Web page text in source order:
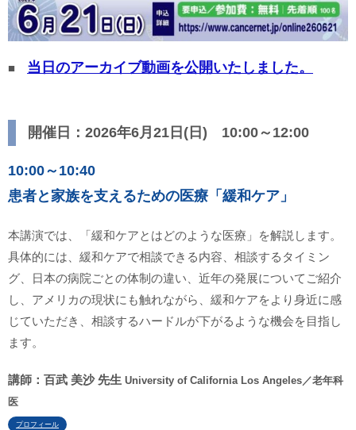
■ 当日のアーカイブ動画を公開いたしました。
開催日：2026年6月21日(日) 10:00～12:00
10:00～10:40
患者と家族を支えるための医療「緩和ケア」
本講演では、「緩和ケアとはどのような医療」を解説します。
具体的には、緩和ケアで相談できる内容、相談するタイミン
グ、日本の病院ごとの体制の違い、近年の発展についてご紹介
し、アメリカの現状にも触れながら、緩和ケアをより身近に感
じていただき、相談するハードルが下がるような機会を目指し
ます。
講師：百武 美沙 先生 University of California Los Angeles／老年科
医
プロフィール